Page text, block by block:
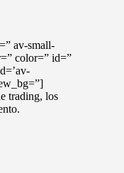
av-small-
color=” id=”
trading, los